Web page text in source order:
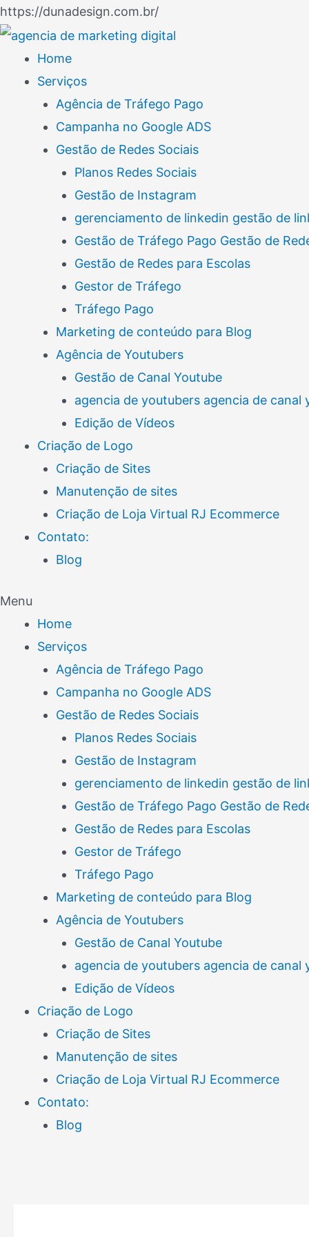
https://dunadesign.com.br/Ir
para
Home
Serviços
Agência de Tráfego Pago
Campanha no Google ADS
Gestão de Redes Sociais
Planos Redes Sociais
Gestão de Instagram
gerenciamento de linkedin gestão de
Gestão de Tráfego Pago Gestão de
Gestão de Redes para Escolas
Gestor de Tráfego
Tráfego Pago
Marketing de conteúdo para Blog
Agência de Youtubers
Gestão de Canal Youtube
agencia de youtubers agencia de canal
Edição de Vídeos
Criação de Logo
Criação de Sites
Manutenção de sites
Criação de Loja Virtual RJ Ecommerce
Contato:
Blog
Menu
Home
Serviços
Agência de Tráfego Pago
Campanha no Google ADS
Gestão de Redes Sociais
Planos Redes Sociais
Gestão de Instagram
gerenciamento de linkedin gestão de
Gestão de Tráfego Pago Gestão de
Gestão de Redes para Escolas
Gestor de Tráfego
Tráfego Pago
Marketing de conteúdo para Blog
Agência de Youtubers
Gestão de Canal Youtube
agencia de youtubers agencia de canal
Edição de Vídeos
Criação de Logo
Criação de Sites
Manutenção de sites
Criação de Loja Virtual RJ Ecommerce
Contato:
Blog
Navegação
de
Post